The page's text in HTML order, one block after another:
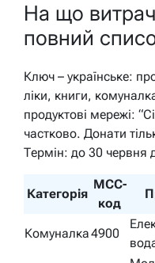
На що
повний
Ключ – українське:
ліки, книги,
продуктові мережі:
частково. Донати
Термін: до 30 червня
Категорія
MCC-
код
Комуналка4900